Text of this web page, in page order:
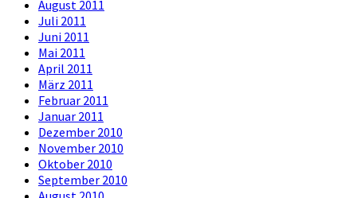
August 2011
Juli 2011
Juni 2011
Mai 2011
April 2011
März 2011
Februar 2011
Januar 2011
Dezember 2010
November 2010
Oktober 2010
September 2010